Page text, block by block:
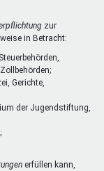
zur
in Betracht:
Gerichte,
der Jugendstiftung,
erfüllen kann,